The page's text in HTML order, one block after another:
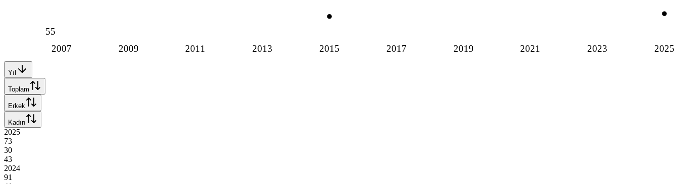
2007 2009 2011 2013 2015 2017 2019 2021 2023 2025
55
Yıl
Toplam
Erkek
Kadın
2025
73
30
43
2024
91